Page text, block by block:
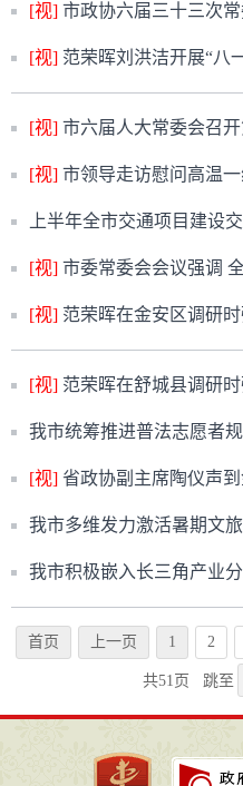
[视] 市政协六届三十三次常委会会议 暨“推进城市更
[视] 范荣晖刘洪洁开展“八
[视] 市六届人大常委会召开
[视] 市领导走访慰问高温
上半年全市交通项目建设
[视] 市委常委会会议强调 全力以赴拼经济稳增
[视] 范荣晖在金安区调研时强调 深度融入长三角一体化
[视] 范荣晖在舒城县调研时强调 守牢防汛安全底线 狠抓环保问
我市统筹推进普法志愿者
[视] 省政协副主席陶仪声到金寨县调
我市多维发力激活暑期文
我市积极嵌入长三角产业
首页 上一页 1 2
共51页 跳至